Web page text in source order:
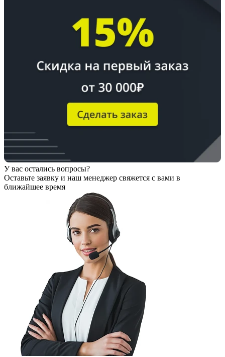
У вас остались вопросы?
Оставьте заявку и наш менеджер свяжется с вами в
ближайшее время